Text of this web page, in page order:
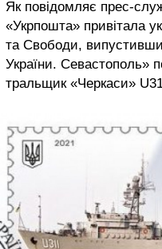
Як повідомляє прес-
«Укрпошта» привітала
та Свободи, випустивши
України. Севастополь»
тральщик «Черкаси»